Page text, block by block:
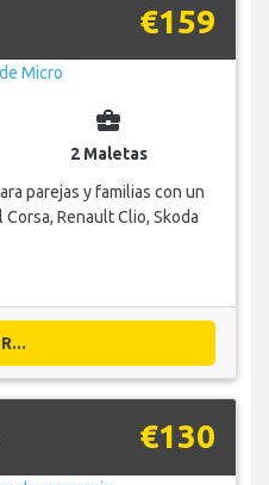
€159
business_center
2 Maletas
parejas y familias con un
Renault Clio, Skoda
€130